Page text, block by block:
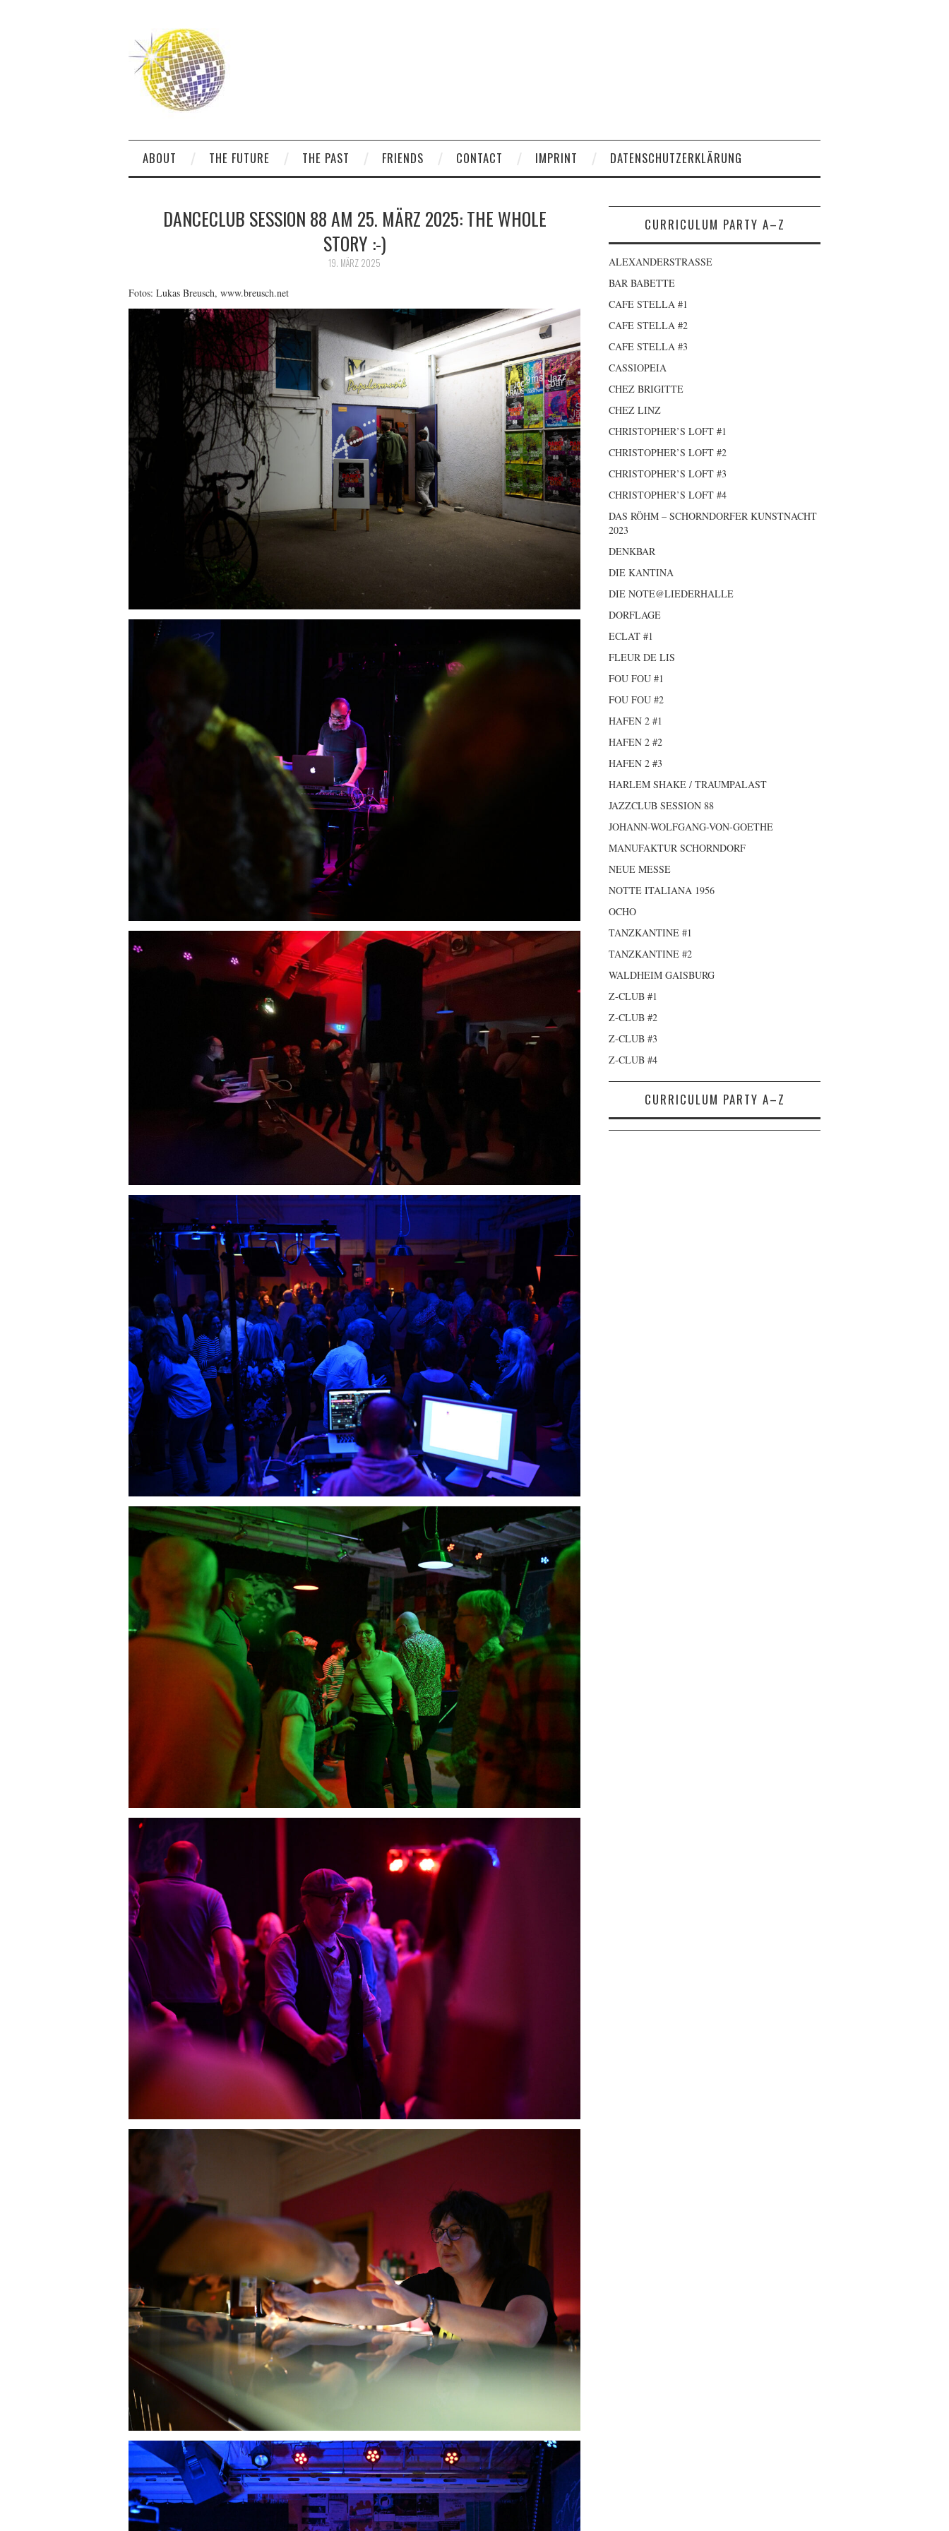
ABOUT THE FUTURE THE PAST FRIENDS CONTACT IMPRINT DATENSCHUTZERKLÄRUNG
DANCECLUB SESSION 88 AM 25. MÄRZ 2025: THE WHOLE
STORY :-)
19. MÄRZ 2025
Fotos: Lukas Breusch, www.breusch.net
CURRICULUM PARTY A–Z
ALEXANDERSTRASSE
BAR BABETTE
CAFE STELLA #1
CAFE STELLA #2
CAFE STELLA #3
CASSIOPEIA
CHEZ BRIGITTE
CHEZ LINZ
CHRISTOPHER’S LOFT #1
CHRISTOPHER’S LOFT #2
CHRISTOPHER’S LOFT #3
CHRISTOPHER’S LOFT #4
DAS RÖHM – SCHORNDORFER KUNSTNACHT
2023
DENKBAR
DIE KANTINA
DIE NOTE@LIEDERHALLE
DORFLAGE
ECLAT #1
FLEUR DE LIS
FOU FOU #1
FOU FOU #2
HAFEN 2 #1
HAFEN 2 #2
HAFEN 2 #3
HARLEM SHAKE / TRAUMPALAST
JAZZCLUB SESSION 88
JOHANN-WOLFGANG-VON-GOETHE
MANUFAKTUR SCHORNDORF
NEUE MESSE
NOTTE ITALIANA 1956
OCHO
TANZKANTINE #1
TANZKANTINE #2
WALDHEIM GAISBURG
Z-CLUB #1
Z-CLUB #2
Z-CLUB #3
Z-CLUB #4
CURRICULUM PARTY A–Z